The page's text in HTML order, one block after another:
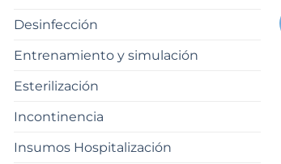
Desinfección
Entrenamiento y simulación
Esterilización
Incontinencia
Insumos Hospitalización